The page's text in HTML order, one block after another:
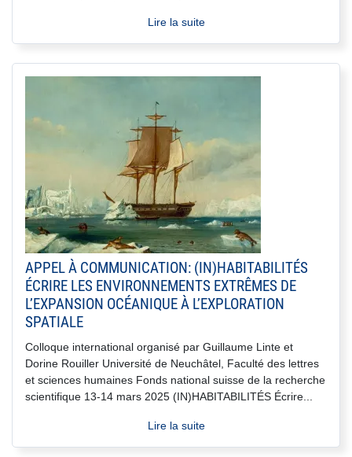
Lire la suite
APPEL À COMMUNICATION: (IN)HABITABILITÉS
ÉCRIRE LES ENVIRONNEMENTS EXTRÊMES DE
L’EXPANSION OCÉANIQUE À L’EXPLORATION
SPATIALE
Colloque international organisé par Guillaume Linte et
Dorine Rouiller Université de Neuchâtel, Faculté des lettres
et sciences humaines Fonds national suisse de la recherche
scientifique 13-14 mars 2025 (IN)HABITABILITÉS Écrire...
Lire la suite